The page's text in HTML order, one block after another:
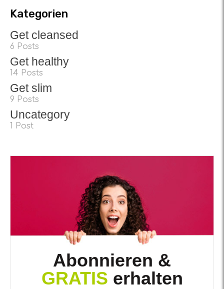
Kategorien
Get cleansed
6 Posts
Get healthy
14 Posts
Get slim
9 Posts
Uncategory
1 Post
Abonnieren &
GRATIS erhalten